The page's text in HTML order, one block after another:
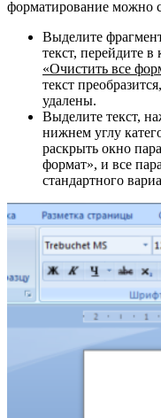
форматирование можно
Выделите
текст, перейдите в
«Очистить все
текст
удалены.
Выделите текст,
нижнем углу
раскрыть окно
формат», и все
стандартного